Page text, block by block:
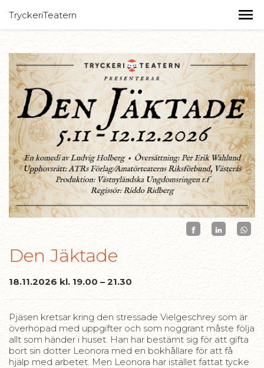
TryckeriTeatern
Den Jäktade
18.11.2026 kl. 19.00 – 21.30
Pjäsen kretsar kring den stressade Vielgeschrey som är
överhopad med uppgifter och som noggrant måste följa
allt som händer i huset. Han har bestämt sig för att gifta
bort sin dotter Leonora med en bokhållare för att få
hjälp med arbetet. Men Leonora har istället fattat tycke